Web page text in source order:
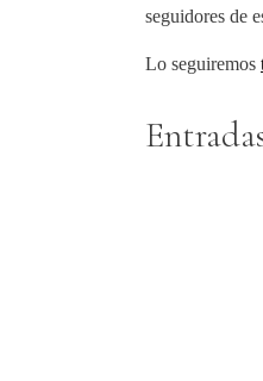
seguidores de
Lo seguiremos